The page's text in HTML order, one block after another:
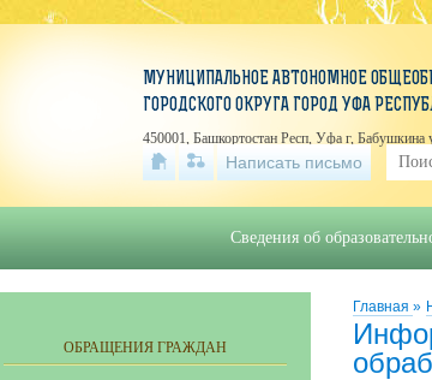
Главная »
ОБРАЩЕНИЯ ГРАЖДАН
МУНИЦИПАЛЬНОЕ АВТОНОМНОЕ
ГОРОДСКОГО ОКРУГА ГОРОД УФА
450001, Башкортостан Респ, Уфа г,
Написать письмо
Сведения об